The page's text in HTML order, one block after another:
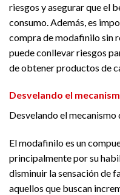
riesgos y asegurar que el
consumo. Además, es
compra de modafinilo sin
puede conllevar riesgos
de obtener productos de
Desvelando el
Desvelando el mecanismo
El modafinilo es un
principalmente por su
disminuir la sensación de
aquellos que buscan